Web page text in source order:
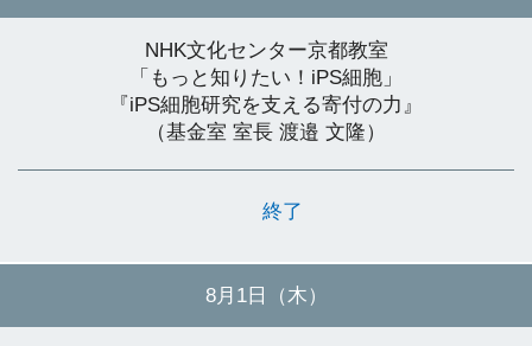
NHK文化センター京都教室
「もっと知りたい！iPS細胞」
『iPS細胞研究を支える寄付の力』
（基金室 室長 渡邉 文隆）
終了
8月1日（木）